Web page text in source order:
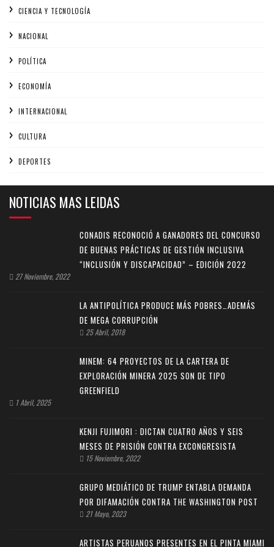
CIENCIA Y TECNOLOGÍA
NACIONAL
POLÍTICA
ECONOMÍA
INTERNACIONAL
CULTURA
DEPORTES
NOTICIAS MAS LEIDAS
CONADIS RECONOCIÓ A GANADORES DEL CONCURSO
DE BUENAS PRÁCTICAS DE GESTIÓN INCLUSIVA
“INCLUSIÓN Y DISCAPACIDAD” – EDICIÓN 2022
27 Noviembre, 2022
LA ANTIPOLÍTICA PRODUCE MÁS POBRES…ADEMÁS
DE MEGA CORRUPCIÓN
25 Abril, 2018
MINEM: 64 PROYECTOS DE LA CARTERA DE
EXPLORACIÓN MINERA 2025 SON DE TIPO
GREENFIELD
1 Abril, 2025
KENJI FUJIMORI : DICTAN CUATRO AÑOS Y SEIS
MESES DE PRISIÓN CONTRA EXCONGRESISTA
15 Noviembre, 2022
GRUPO MEDIÁTICO DE TRUMP ENTABLA DEMANDA
POR DIFAMACIÓN CONTRA THE WASHINGTON POST
21 Mayo, 2023
ARTISTAS PERUANOS PRESENTES EN EL PINTA MIAMI